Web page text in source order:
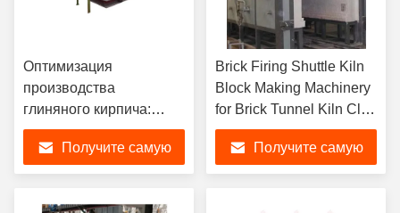
Оптимизация
производства
глиняного кирпича:
анализ и тестирование
сырья для достижения
оптимальных
Получите самую
Brick Firing Shuttle Kiln
Block Making Machinery
for Brick Tunnel Kiln Clay
Brick Making Machine
Fully Automatic
Получите самую